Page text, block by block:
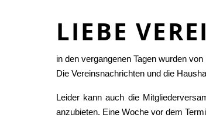
LIEBE
in den vergangenen Tagen wurden
Die Vereinsnachrichten und die
Leider kann auch die
anzubieten. Eine Woche vor dem